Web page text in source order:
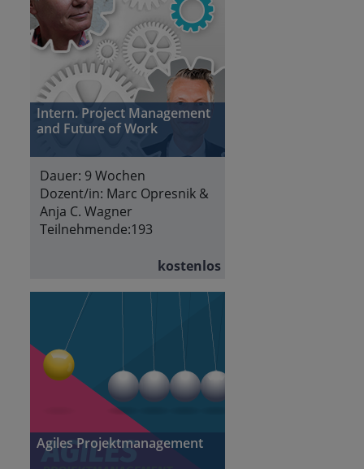
Intern. Project Management
and Future of Work
Dauer: 9 Wochen
Dozent/in: Marc Opresnik &
Anja C. Wagner
Teilnehmende:193
kostenlos
Agiles Projektmanagement